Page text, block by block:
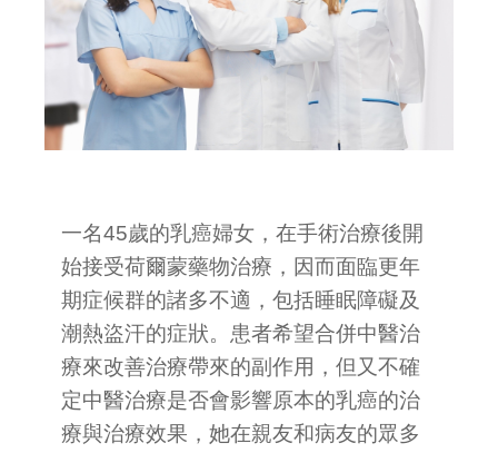
一名45歲的乳癌婦女，在手術治療後開
始接受荷爾蒙藥物治療，因而面臨更年
期症候群的諸多不適，包括睡眠障礙及
潮熱盜汗的症狀。患者希望合併中醫治
療來改善治療帶來的副作用，但又不確
定中醫治療是否會影響原本的乳癌的治
療與治療效果，她在親友和病友的眾多